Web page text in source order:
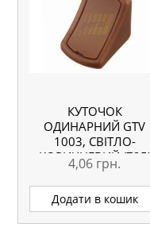
КУТОЧОК
ОДИНАРНИЙ GTV
1003, СВІТЛО-
КОРИЧНЕВИЙ (725)
4,06 грн.
Додати в кошик